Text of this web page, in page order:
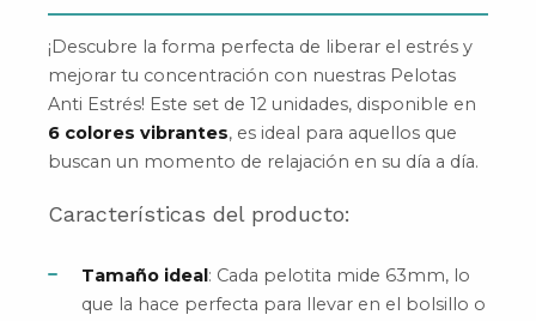
¡Descubre la forma perfecta de liberar el estrés y
mejorar tu concentración con nuestras Pelotas
Anti Estrés! Este set de 12 unidades, disponible en
6 colores vibrantes, es ideal para aquellos que
buscan un momento de relajación en su día a día.
Características del producto:
Tamaño ideal : Cada pelotita mide 63mm, lo
que la hace perfecta para llevar en el bolsillo o